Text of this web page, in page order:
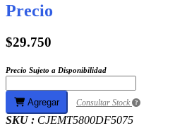
Precio
$29.750
Precio Sujeto a Disponibilidad
Agregar Consultar Stock
SKU : CJEMT5800DF5075